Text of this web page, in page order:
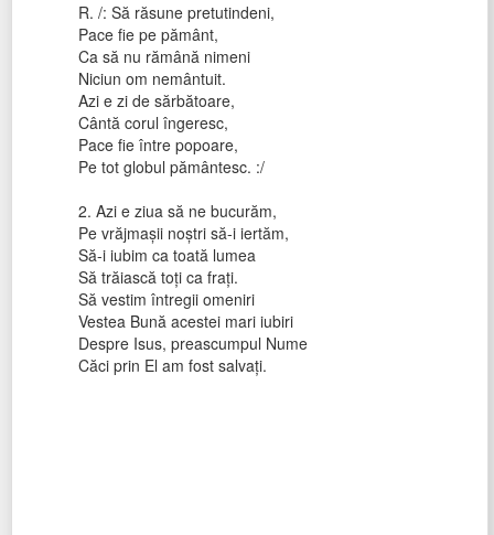
R. /: Să răsune pretutindeni,
Pace fie pe pământ,
Ca să nu rămână nimeni
Niciun om nemântuit.
Azi e zi de sărbătoare,
Cântă corul îngeresc,
Pace fie între popoare,
Pe tot globul pământesc. :/
2. Azi e ziua să ne bucurăm,
Pe vrăjmaşii noştri să-i iertăm,
Să-i iubim ca toată lumea
Să trăiască toţi ca fraţi.
Să vestim întregii omeniri
Vestea Bună acestei mari iubiri
Despre Isus, preascumpul Nume
Căci prin El am fost salvaţi.